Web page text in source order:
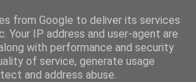
from Google to deliver its services
Your IP address and user-agent are
with performance and security
of service, generate usage
and address abuse.